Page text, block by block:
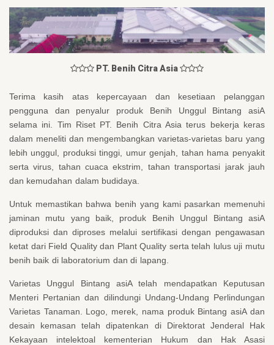
PT. Benih Citra Asia
Terima kasih atas kepercayaan dan kesetiaan pelanggan
pengguna dan penyalur produk Benih Unggul Bintang asiA
selama ini. Tim Riset PT. Benih Citra Asia terus bekerja keras
dalam meneliti dan mengembangkan varietas-varietas baru yang
lebih unggul, produksi tinggi, umur genjah, tahan hama penyakit
serta virus, tahan cuaca ekstrim, tahan transportasi jarak jauh
dan kemudahan dalam budidaya.
Untuk memastikan bahwa benih yang kami pasarkan memenuhi
jaminan mutu yang baik, produk Benih Unggul Bintang asiA
diproduksi dan diproses melalui sertifikasi dengan pengawasan
ketat dari Field Quality dan Plant Quality serta telah lulus uji mutu
benih baik di laboratorium dan di lapang.
Varietas Unggul Bintang asiA telah mendapatkan Keputusan
Menteri Pertanian dan dilindungi Undang-Undang Perlindungan
Varietas Tanaman. Logo, merek, nama produk Bintang asiA dan
desain kemasan telah dipatenkan di Direktorat Jenderal Hak
Kekayaan intelektoal kementerian Hukum dan Hak Asasi